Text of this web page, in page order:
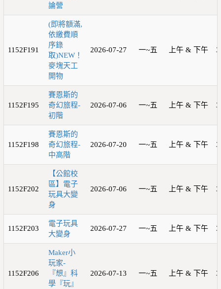
論營
1152F191
(即將額滿,
依繳費順
序錄
取)NEW！
麥塊天工
開物
2026-07-27 一~五 上午 & 下午
1152F195
賽恩斯的
奇幻旅程-
初階
2026-07-06 一~五 上午 & 下午
1152F198
賽恩斯的
奇幻旅程-
中高階
2026-07-20 一~五 上午 & 下午
1152F202
【公館校
區】電子
玩具大變
身
2026-07-06 一~五 上午 & 下午
1152F203
電子玩具
大變身
2026-07-27 一~五 上午 & 下午
1152F206
Maker小
玩家-
『想』科
學『玩』
2026-07-13 一~五 上午 & 下午